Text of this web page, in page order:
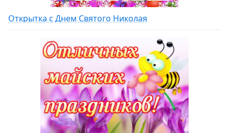
Открытка с Днем Святого Николая